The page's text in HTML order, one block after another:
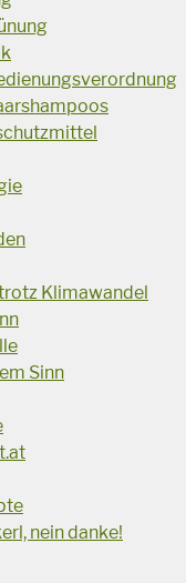
Klimawandel
Sinn
nein danke!